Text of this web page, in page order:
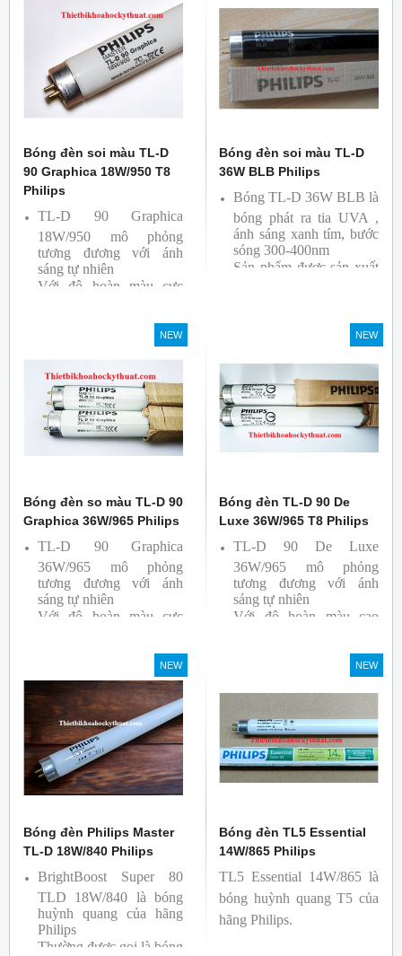
bởi hãng Philips, xuất xứ
Ba lan
Bóng đèn soi màu TL-D
90 Graphica 18W/950 T8
Philips
TL-D 90 Graphica
18W/950 mô phỏng
tương đương với ánh
sáng tự nhiên
Với độ hoàn màu cực
Sản phẩm được sản xuất
bởi hãng Philips, xuất xứ
Ba lan
Bóng đèn soi màu TL-D
36W BLB Philips
Bóng TL-D 36W BLB là
bóng phát ra tia UVA ,
ánh sáng xanh tím, bước
sóng 300-400nm
Sản phẩm được sản xuất
NEW
Bóng đèn so màu TL-D 90
Graphica 36W/965 Philips
TL-D 90 Graphica
36W/965 mô phỏng
tương đương với ánh
sáng tự nhiên
Với độ hoàn màu cực
Sản phẩm được sản xuất
bởi hãng Philips, xuất xứ
Ba lan
NEW
Bóng đèn TL-D 90 De
Luxe 36W/965 T8 Philips
TL-D 90 De Luxe
36W/965 mô phỏng
tương đương với ánh
sáng tự nhiên
Với độ hoàn màu cao
Sản phẩm được sản xuất
NEW
Bóng đèn Philips Master
TL-D 18W/840 Philips
BrightBoost Super 80
TLD 18W/840 là bóng
huỳnh quang của hãng
Philips
Thường được gọi là bóng
NEW
Bóng đèn TL5 Essential
14W/865 Philips
TL5 Essential 14W/865 là
bóng huỳnh quang T5 của
hãng Philips.